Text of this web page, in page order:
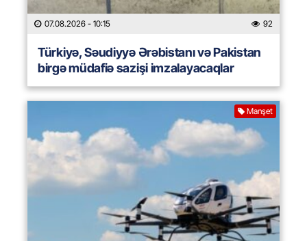
07.08.2026 - 10:15 92
Türkiyə, Səudiyyə Ərəbistanı və Pakistan
birgə müdafiə sazişi imzalayacaqlar
Manşet